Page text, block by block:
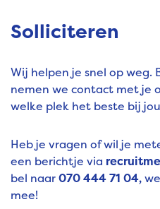
Solliciteren
Wij helpen je snel op weg.
nemen we contact met je
welke plek het beste bij
Heb je vragen of wil je
een berichtje via
bel naar070 444 71 04,
mee!